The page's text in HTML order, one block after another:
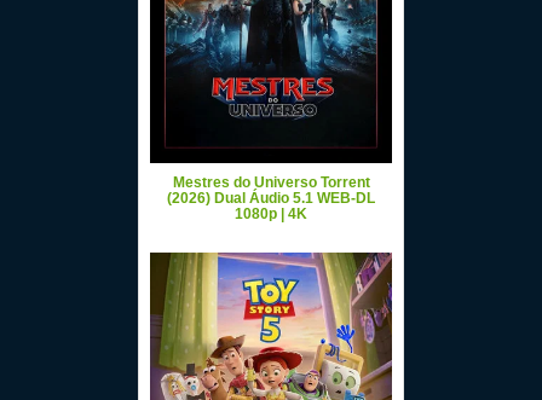
Mestres do Universo Torrent
(2026) Dual Áudio 5.1 WEB-DL
1080p | 4K